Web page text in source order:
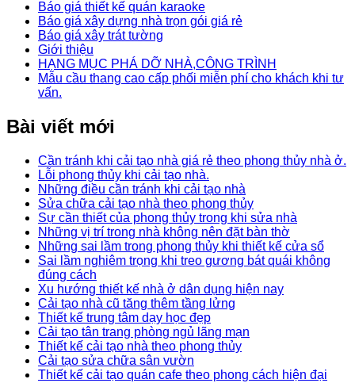
Báo giá thiết kế quán karaoke
Báo giá xây dựng nhà trọn gói giá rẻ
Báo giá xây trát tường
Giới thiệu
HẠNG MỤC PHÁ DỠ NHÀ,CÔNG TRÌNH
Mẫu cầu thang cao cấp phối miễn phí cho khách khi tư
vấn.
Bài viết mới
Cần tránh khi cải tạo nhà giá rẻ theo phong thủy nhà ở.
Lỗi phong thủy khi cải tạo nhà.
Những điều cần tránh khi cải tạo nhà
Sửa chữa cải tạo nhà theo phong thủy
Sự cần thiết của phong thủy trong khi sửa nhà
Những vị trí trong nhà không nên đặt bàn thờ
Những sai lầm trong phong thủy khi thiết kế cửa sổ
Sai lầm nghiêm trọng khi treo gương bát quái không
đúng cách
Xu hướng thiết kế nhà ở dân dụng hiện nay
Cải tạo nhà cũ tăng thêm tầng lửng
Thiết kế trung tâm dạy học đẹp
Cải tạo tân trang phòng ngủ lãng mạn
Thiết kế cải tạo nhà theo phong thủy
Cải tạo sửa chữa sân vườn
Thiết kế cải tạo quán cafe theo phong cách hiện đại